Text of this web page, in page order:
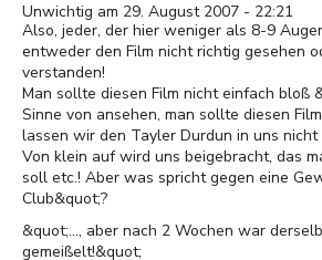
Unwichtig am 29. August 2007 - 22:21
Also, jeder, der hier weniger als 8-9
entweder den Film nicht richtig gesehen
verstanden!
Man sollte diesen Film nicht einfach bloß
Sinne von ansehen, man sollte diesen
lassen wir den Tayler Durdun in uns nicht
Von klein auf wird uns beigebracht, das
soll etc.! Aber was spricht gegen eine
Club&quot;?
&quot;..., aber nach 2 Wochen war
gemeißelt!&quot;